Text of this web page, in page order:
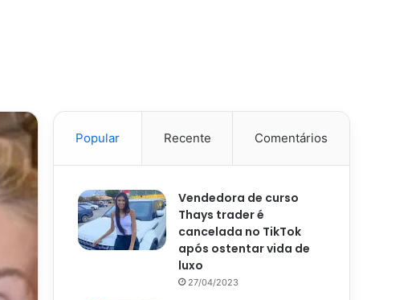
Popular Recente Comentários
Vendedora de curso
Thays trader é
cancelada no TikTok
após ostentar vida de
luxo
27/04/2023